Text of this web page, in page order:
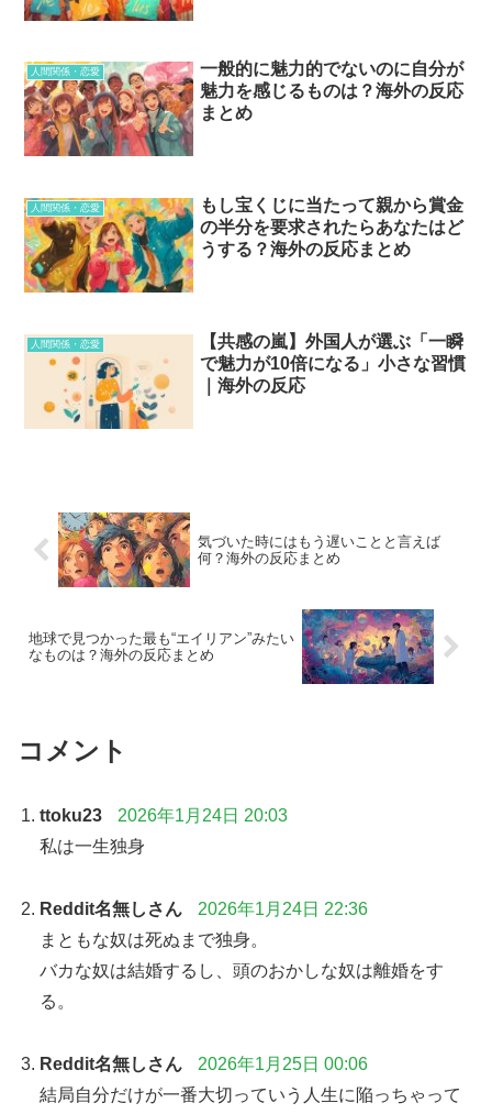
人間関係・恋愛
一般的に魅力的でないのに自分が
魅力を感じるものは？海外の反応
まとめ
人間関係・恋愛
もし宝くじに当たって親から賞金
の半分を要求されたらあなたはど
うする？海外の反応まとめ
人間関係・恋愛
【共感の嵐】外国人が選ぶ「一瞬
で魅力が10倍になる」小さな習慣
｜海外の反応
気づいた時にはもう遅いことと言えば
何？海外の反応まとめ
地球で見つかった最も“エイリアン”みたい
なものは？海外の反応まとめ
コメント
ttoku23
2026年1月24日 20:03
私は一生独身
Reddit名無しさん
2026年1月24日 22:36
まともな奴は死ぬまで独身。
バカな奴は結婚するし、頭のおかしな奴は離婚をす
る。
Reddit名無しさん
2026年1月25日 00:06
結局自分だけが一番大切っていう人生に陥っちゃって